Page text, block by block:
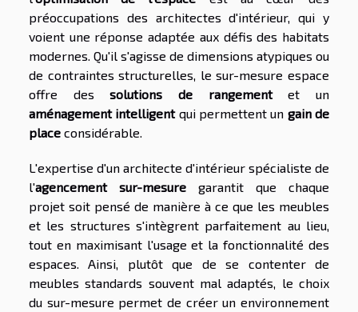
préoccupations des architectes d'intérieur, qui y
voient une réponse adaptée aux défis des habitats
modernes. Qu'il s'agisse de dimensions atypiques ou
de contraintes structurelles, le sur-mesure espace
offre dessolutions de rangementet un
aménagement intelligentqui permettent un gain de
place considérable.
L'expertise d'un architecte d'intérieur spécialiste de
l'agencement sur-mesure garantit que chaque
projet soit pensé de manière à ce que les meubles
et les structures s'intègrent parfaitement au lieu,
tout en maximisant l'usage et la fonctionnalité des
espaces. Ainsi, plutôt que de se contenter de
meubles standards souvent mal adaptés, le choix
du sur-mesure permet de créer un environnement